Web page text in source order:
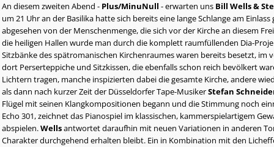
An diesem zweiten Abend - Plus/MinuNull - erwarten uns Bill Wells &
um 21 Uhr an der Basilika hatte sich bereits eine lange Schlange am
abgesehen von der Menschenmenge, die sich vor der Kirche an diesem
die heiligen Hallen wurde man durch die komplett raumfüllenden Dia-
Sitzbänke des spätromanischen Kirchenraumes waren bereits besetzt,
dort Perserteppiche und Sitzkissen, die ebenfalls schon reich bevölkert
Lichtern tragen, manche inspizierten dabei die gesamte Kirche, andere
als dann nach kurzer Zeit der Düsseldorfer Tape-MusikerStefan
Flügel mit seinen Klangkompositionen begann und die Stimmung noch
Echo 301, zeichnet das Pianospiel im klassischen, kammerspielartigem
abspielen.Wellsantwortet daraufhin mit neuen Variationen in anderen
Charakter durchgehend erhalten bleibt. Ein in Kombination mit den